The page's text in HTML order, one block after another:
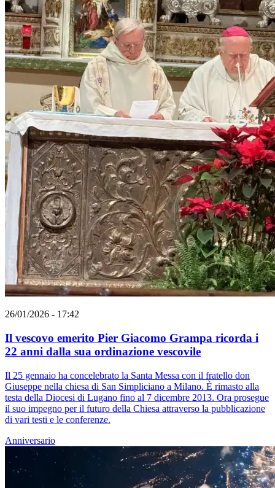
26/01/2026 - 17:42
Il vescovo emerito Pier Giacomo Grampa ricorda i
22 anni dalla sua ordinazione vescovile
Il 25 gennaio ha concelebrato la Santa Messa con il fratello don
Giuseppe nella chiesa di San Simpliciano a Milano. È rimasto alla
testa della Diocesi di Lugano fino al 7 dicembre 2013. Ora prosegue
il suo impegno per il futuro della Chiesa attraverso la pubblicazione
di vari testi e le conferenze.
Anniversario